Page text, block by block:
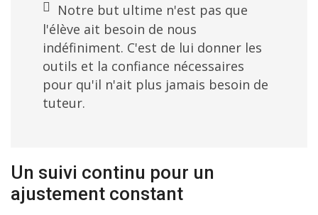
Notre but ultime n'est pas que
l'élève ait besoin de nous
indéfiniment. C'est de lui donner les
outils et la confiance nécessaires
pour qu'il n'ait plus jamais besoin de
tuteur.
Un suivi continu pour un
ajustement constant